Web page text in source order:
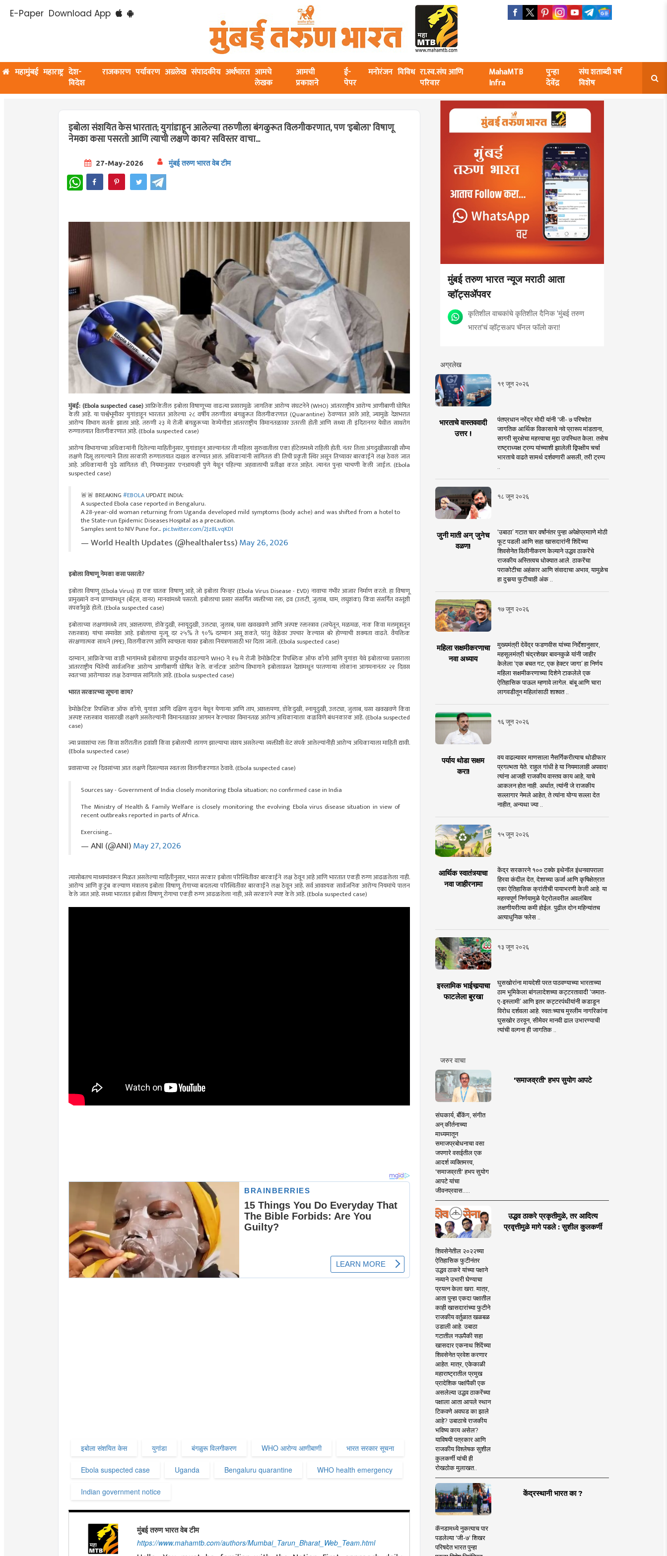
E-Paper Download App
महामुंबई महाराष्ट्र देश-
विदेश
राजकारण पर्यावरण अग्रलेख संपादकीय अर्थभारत आमचे
लेखक
आमची
प्रकाशने
ई-
पेपर
मनोरंजन विविध रा.स्व.संघ आणि
परिवार
MahaMTB
Infra
पुन्हा
देवेंद्र
संघ शताब्दी वर्ष
विशेष
इबोला संशयित केस भारतात; युगांडाहून आलेल्या तरुणीला बंगळुरूत विलगीकरणात, पण 'इबोला' विषाणू
नेमका कसा पसरतो आणि त्याची लक्षणे काय? सविस्तर वाचा...
27-May-2026 मुंबई तरुण भारत वेब टीम
WhatsApp
मुंबई: (Ebola suspected case)आफ्रिकेतील इबोला विषाणूच्या वाढत्या प्रसारामुळे जागतिक आरोग्य संघटनेने (WHO) आंतरराष्ट्रीय आरोग्य आणीबाणी घोषित
केली आहे. या पार्श्वभूमीवर युगांडाहून भारतात आलेल्या २८ वर्षीय तरुणीला बंगळुरूत विलगीकरणात (Quarantine) ठेवण्यात आले आहे, ज्यामुळे देशभरात
आरोग्य विभाग सतर्क झाला आहे. तरुणी २३ मे रोजी बंगळुरूच्या केम्पेगौडा आंतरराष्ट्रीय विमानतळावर उतरली होती आणि सध्या ती इंदिरानगर येथील साथरोग
रुग्णालयात विलगीकरणात आहे. (Ebola suspected case)
आरोग्य विभागाच्या अधिकार्‍यांनी दिलेल्या माहितीनुसार, युगांडाहून आल्यानंतर ती महिला सुरुवातीला एका हॉटेलमध्ये राहिली होती. नंतर तिला अंगदुखीसारखी सौम्य
लक्षणे दिसू लागल्याने तिला सरकारी रुग्णालयात दाखल करण्यात आलं. अधिकाऱ्यांनी सांगितलं की तिची प्रकृती स्थिर असून तिच्यावर बारकाईने लक्ष ठेवलं जात
आहे. अधिकाऱ्यांनी पुढे सांगितलं की, नियमानुसार एनआयव्ही पुणे येथून पहिल्या अहवालाची प्रतीक्षा करत आहेत. त्यानंत पुन्हा चाचणी केली जाईल. (Ebola
suspected case)
🚨🚨 BREAKING#EBOLAUPDATE INDIA:
A suspected Ebola case reported in Bengaluru.
A 28-year-old woman returning from Uganda developed mild symptoms (body ache) and was shifted from a hotel to
the State-run Epidemic Diseases Hospital as a precaution.
Samples sent to NIV Pune for…pic.twitter.com/2Jz8LvqKDI
— World Health Updates (@healthalertss)May 26, 2026
इबोला विषाणू नेमका कसा पसरतो?
इबोला विषाणू (Ebola Virus) हा एक घातक विषाणू आहे, जो इबोला फिव्हर (Ebola Virus Disease - EVD) नावाचा गंभीर आजार निर्माण करतो. हा विषाणू
प्रामुख्याने वन्य प्राण्यांमधून (बॅट्स, वानर) मानवांमध्ये पसरतो. इबोलाचा प्रसार संसर्गित व्यक्तीच्या रक्त, द्रव (उलटी, जुलाब, घाम, लघुशंका) किंवा संसर्गित वस्तूंशी
संपर्कामुळे होतो. (Ebola suspected case)
इबोलाच्या लक्षणांमध्ये ताप, अशक्तपणा, डोकेदुखी, स्नायूदुखी, उलट्या, जुलाब, घसा खवखवणे आणि अस्पष्ट रक्तस्त्राव (त्वचेतून, मळमळ, नाक किंवा मलमूत्रातून
रक्तस्त्राव) यांचा समावेश आहे. इबोलाचा मृत्यू दर २५% ते ९०% दरम्यान असू शकते, परंतु वेळेवर उपचार केल्यास बरे होण्याची शक्यता वाढते. वैयक्तिक
संरक्षणात्मक साधने (PPE), विलगीकरण आणि स्वच्छता यावर इबोला नियंत्रणासाठी भर दिला जातो. (Ebola suspected case)
दरम्यान, आफ्रिकेच्या काही भागांमध्ये इबोलाचा प्रादुर्भाव वाढल्याने WHO ने १७ मे रोजी डेमोक्रेटिक रिपब्लिक ऑफ काँगो आणि युगांडा येथे इबोलाच्या प्रसाराला
आंतरराष्ट्रीय चिंतेची सार्वजनिक आरोग्य आणीबाणी घोषित केले. कर्नाटक आरोग्य विभागाने इबोलाग्रस्त देशांमधून परतणाऱ्या लोकांना आगमनानंतर २१ दिवस
स्वतःच्या आरोग्यावर लक्ष ठेवण्यास सांगितले आहे. (Ebola suspected case)
भारत सरकारच्या सूचना काय?
डेमोक्रेटिक रिपब्लिक ऑफ काँगो, युगांडा आणि दक्षिण सुदान येथून येणाऱ्या आणि ताप, अशक्तपणा, डोकेदुखी, स्नायूदुखी, उलट्या, जुलाब, घसा खवखवणे किंवा
अस्पष्ट रक्तस्त्राव यासारखी लक्षणे असलेल्यांनी विमानतळावर आगमन केल्यावर विमानतळ आरोग्य अधिकाऱ्याला कळविणे बंधनकारक आहे. (Ebola suspected
case)
ज्या प्रवाशांचा रक्त किंवा शरीरातील द्रवांशी किंवा इबोलाची लागण झाल्याचा संशय असलेल्या व्यक्तीशी थेट संपर्क आलेल्यांनीही आरोग्य अधिकाऱ्याला माहिती द्यावी.
(Ebola suspected case)
प्रवासाच्या २१ दिवसांच्या आत लक्षणे दिसल्यास स्वतःला विलगीकरणात ठेवावे. (Ebola suspected case)
Sources say - Government of India closely monitoring Ebola situation; no confirmed case in India
The Ministry of Health & Family Welfare is closely monitoring the evolving Ebola virus disease situation in view of
recent outbreaks reported in parts of Africa.
Exercising…
— ANI (@ANI)May 27, 2026
त्यासोबतच माध्यमांवरून मिळत असलेल्या माहितीनुसार, भारत सरकार इबोला परिस्थितीवर बारकाईने लक्ष ठेवून आहे आणि भारतात एकही रुग्ण आढळलेला नाही.
आरोग्य आणि कुटुंब कल्याण मंत्रालय इबोला विषाणू रोगाच्या बदलत्या परिस्थितीवर बारकाईने लक्ष ठेवून आहे. सर्व आवश्यक सार्वजनिक आरोग्य नियमांचे पालन
केले जात आहे. सध्या भारतात इबोला विषाणू रोगाचा एकही रुग्ण आढळलेला नाही, असे सरकारने स्पष्ट केले आहे. (Ebola suspected case)
इबोला संशयित केस युगांडा बंगळुरू विलगीकरण WHO आरोग्य आणीबाणी भारत सरकार सूचना
Ebola suspected case Uganda Bengaluru quarantine WHO health emergency
Indian government notice
मुंबई तरुण भारत वेब टीम
https://www.mahamtb.com/authors/Mumbai_Tarun_Bharat_Web_Team.html
मुंबई तरुण भारत न्यूज मराठी आता
व्हॉट्सॲपवर
कृतिशील वाचकांचे कृतिशील दैनिक 'मुंबई तरुण
भारत'चं व्हॉट्सअप चॅनल फॉलो करा!
अग्रलेख
१९ जून २०२६
भारताचे वास्तववादी
उत्तर !
पंतप्रधान नरेंद्र मोदी यांनी 'जी- ७ परिषदेत
जागतिक आर्थिक विकासाचे नवे प्रारूप मांडताना,
सागरी सुरक्षेचा महत्त्वाचा मुद्दा उपस्थित केला. तसेच
राष्ट्राध्यक्ष ट्रम्प यांच्याशी झालेली द्विपक्षीय चर्चा
भारताचे वाढते सामर्थ दर्शवणारी असली, तरी ट्रम्प
१८ जून २०२६
जुनी माती अन् जुनेच
वळण!
‘उबाठा’ गटात चार वर्षांनंतर पुन्हा अपेक्षेप्रमााणे मोठी
फूट पडली आणि सहा खासदारांनी शिंदेंच्या
शिवसेनेत विलीनीकरण केल्याने उद्धव ठाकरेंचे
राजकीय अस्तित्वच धोक्यात आले. ठाकरेंचा
पराकोटीचा अहंकार आणि संवादाचा अभाव, यामुळेच
हा दुसर्‍या फुटीचाही अंक ..
१७ जून २०२६
महिला सक्षमीकरणाचा
नवा अध्याय
मुख्यमंत्री देवेंद्र फडणवीस यांच्या निर्देशानुसार,
महसूलमंत्री चंद्रशेखर बावनकुळे यांनी जाहीर
केलेला ‘एक बचत गट, एक हेक्टर जागा’ हा निर्णय
महिला सक्षमीकरणाच्या दिशेने टाकलेले एक
ऐतिहासिक पाऊल म्हणावे लागेल. बांबू आणि चारा
लागवडीतून महिलांसाठी शाश्वत ..
१६ जून २०२६
पर्याय थोडा सक्षम
करा!
वय वाढल्यावर माणसाला नैसर्गिकरीत्याच थोडीफार
प्रगल्भता येते. राहुल गांधी हे या नियमालाही अपवाद!
त्यांना आजही राजकीय वास्तव काय आहे, याचे
आकलन होत नाही. अर्थात, त्यांनी जे राजकीय
सल्लागार नेमले आहेत, ते त्यांना योग्य सल्ला देत
नाहीत, अन्यथा ज्या ..
१५ जून २०२६
आर्थिक स्वातंत्र्याचा
नवा जाहीरनामा
केंद्र सरकारने १०० टक्के इथेनॉल इंधनवापराला
हिरवा कंदील देत, देशाच्या ऊर्जा आणि कृषिक्षेत्रात
एका ऐतिहासिक क्रांतीची पायाभरणी केली आहे. या
महत्त्वपूर्ण निर्णयामुळे पेट्रोलवरील अवलंबित्व
लक्षणीयरीत्या कमी होईल. पुढील दोन महिन्यांतच
अत्याधुनिक फ्लेस ..
१३ जून २०२६
इस्लामिक भाईचार्‍याचा
फाटलेला बुरखा
घुसखोरांना मायदेशी परत पाठवण्याच्या भारताच्या
ठाम भूमिकेला बांगलादेशच्या कट्टरतावादी ‘जमात-
ए-इस्लामी’ आणि इतर कट्टरपंथीयांनी कडाडून
विरोध दर्शवला आहे. स्वतःच्याच मुस्लीम नागरिकांना
घुसखोर ठरवून, सीमेवर मानवी ढाल उभारण्याची
त्यांची वल्गना ही जागतिक ..
जरुर वाचा
'समाजव्रती' हभप सुयोग आपटे
संघकार्य, बँकिंग, संगीत
अन् कीर्तनाच्या
माध्यमातून
समाजप्रबोधनाचा वसा
जपणारे वसईतील एक
आदर्श व्यक्तिमत्त्व,
'समाजव्रती' हभप सुयोग
आपटे यांचा
जीवनप्रवास.....
उद्धव ठाकरे प्रकृतीमुळे, तर आदित्य
प्रवृत्तीमुळे मागे पडले : सुशील कुलकर्णी
शिवसेनेतील २०२२च्या
ऐतिहासिक फुटीनंतर
उद्धव ठाकरे यांच्या पक्षाने
नव्याने उभारी घेण्याचा
प्रयत्न केला खरा. मात्र,
आता पुन्हा एकदा पक्षातील
काही खासदारांच्या फुटीने
राजकीय वर्तुळात खळबळ
उडाली आहे. उबाठा
गटातील नऊपैकी सहा
खासदार एकनाथ शिंदेंच्या
शिवसेनेत प्रवेश करणार
आहेत. मात्र, एकेकाळी
महाराष्ट्रातील प्रमुख
प्रादेशिक पक्षांपैकी एक
असलेल्या उद्धव ठाकरेंच्या
पक्षाला आता आपले स्थान
टिकवणे अवघड का झाले
आहे? उबाठाचे राजकीय
भविष्य काय असेल?
याविषयी पत्रकार आणि
राजकीय विश्लेषक सुशील
कुलकर्णी यांची ही
रोखठोक मुलाखत..
केंद्रस्थानी भारत का ?
कॅनडामध्ये नुकत्याच पार
पडलेल्या 'जी-७' शिखर
परिषदेत भारत पुन्हा